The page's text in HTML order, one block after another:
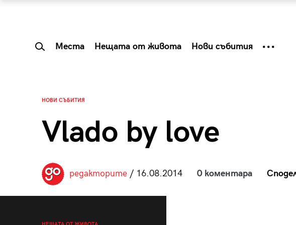
Места Нещата от живота Нови събития
НОВИ СЪБИТИЯ
Vlado by love
редакторите/ 16.08.2014 0 коментара